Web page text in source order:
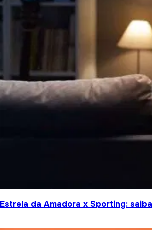
Estrela da Amadora x Sporting: